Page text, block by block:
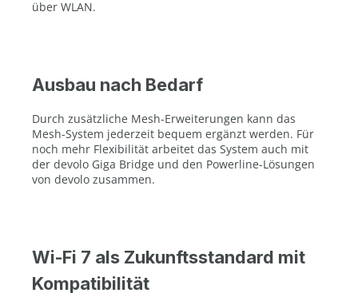
über WLAN.
Ausbau nach Bedarf
Durch zusätzliche Mesh-Erweiterungen kann das
Mesh-System jederzeit bequem ergänzt werden. Für
noch mehr Flexibilität arbeitet das System auch mit
der devolo Giga Bridge und den Powerline-Lösungen
von devolo zusammen.
Wi-Fi 7 als Zukunftsstandard mit
Kompatibilität